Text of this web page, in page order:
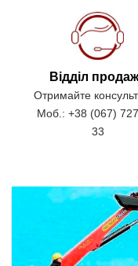
Відділ
Отримайте
Моб.: +38 (067)
33